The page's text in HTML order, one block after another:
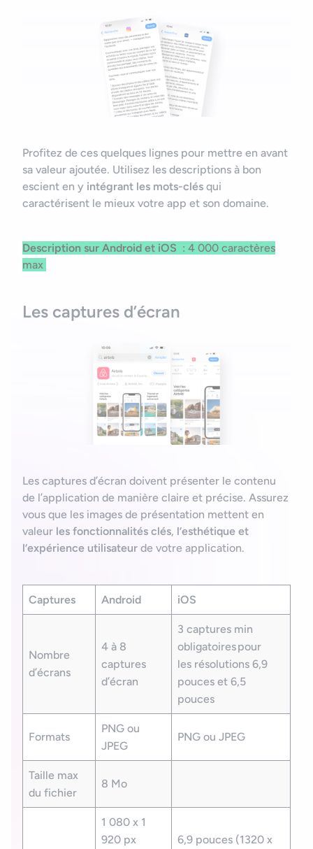
Profitez de ces quelques lignes pour mettre en avant
sa valeur ajoutée. Utilisez les descriptions à bon
escient en y intégrant les mots-clés qui
caractérisent le mieux votre app et son domaine.
Description sur Android et iOS : 4 000 caractères
max
Les captures d’écran
Les captures d’écran doivent présenter le contenu
de l’application de manière claire et précise. Assurez
vous que les images de présentation mettent en
valeur les fonctionnalités clés, l’esthétique et
l’expérience utilisateur de votre application.
Captures Android iOS
Nombre
d’écrans
4 à 8
captures
d’écran
3 captures min
obligatoires pour
les résolutions 6,9
pouces et 6,5
pouces
Formats
PNG ou
JPEG
PNG ou JPEG
Taille max
du fichier
8 Mo
1 080 x 1
920 px
6,9 pouces (1320 x